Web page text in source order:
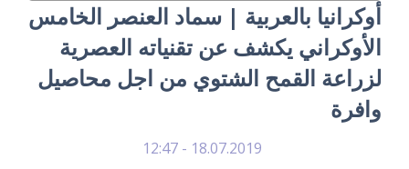
أوكرانيا بالعربية | سماد العنصر الخامس
الأوكراني يكشف عن تقنياته العصرية
لزراعة القمح الشتوي من اجل محاصيل
وافرة
18.07.2019 - 12:47